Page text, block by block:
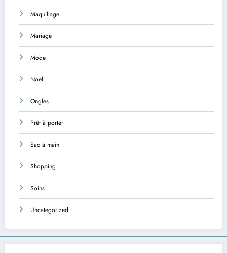
Maquillage
Mariage
Mode
Noel
Ongles
Prêt à porter
Sac à main
Shopping
Soins
Uncategorized